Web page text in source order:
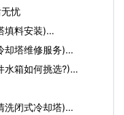
忧
填料安装)…
却塔维修服务)…
水箱如何挑选?)…
洗闭式冷却塔)…